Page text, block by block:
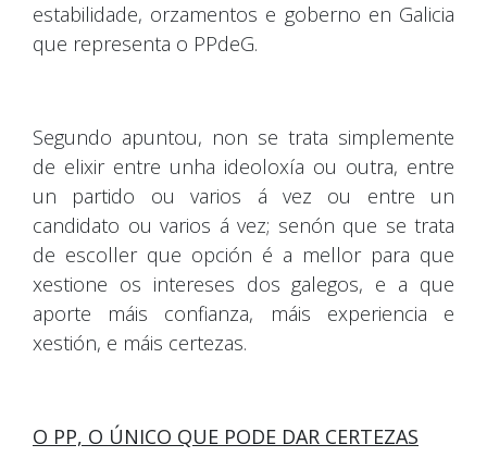
estabilidade, orzamentos e goberno en Galicia
que representa o PPdeG.
Segundo apuntou, non se trata simplemente
de elixir entre unha ideoloxía ou outra, entre
un partido ou varios á vez ou entre un
candidato ou varios á vez; senón que se trata
de escoller que opción é a mellor para que
xestione os intereses dos galegos, e a que
aporte máis confianza, máis experiencia e
xestión, e máis certezas.
O PP, O ÚNICO QUE PODE DAR CERTEZAS